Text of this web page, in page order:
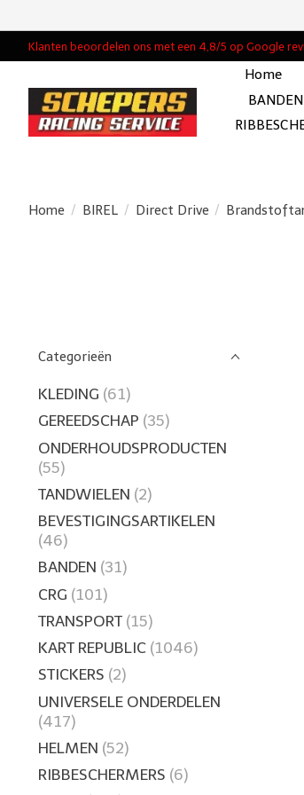
Klanten beoordelen ons met een 4,8/5 op Google
Home
BANDEN
Home / BIREL / Direct Drive /
Categorieën
KLEDING (61)
GEREEDSCHAP (35)
ONDERHOUDSPRODUCTEN
(55)
TANDWIELEN (2)
BEVESTIGINGSARTIKELEN
(46)
BANDEN (31)
CRG (101)
TRANSPORT (15)
KART REPUBLIC (1046)
STICKERS (2)
UNIVERSELE ONDERDELEN
(417)
HELMEN (52)
RIBBESCHERMERS (6)